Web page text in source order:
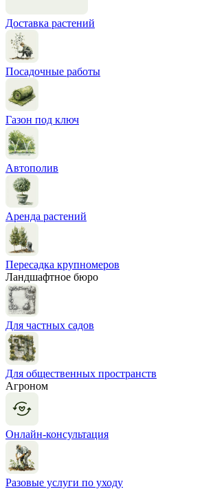
Доставка растений
Посадочные работы
Газон под ключ
Автополив
Аренда растений
Пересадка крупномеров
Ландшафтное бюро
Для частных садов
Для общественных пространств
Агроном
Онлайн-консультация
Разовые услуги по уходу